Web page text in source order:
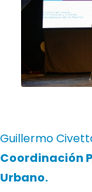
Guillermo
Coordinación
Urbano.